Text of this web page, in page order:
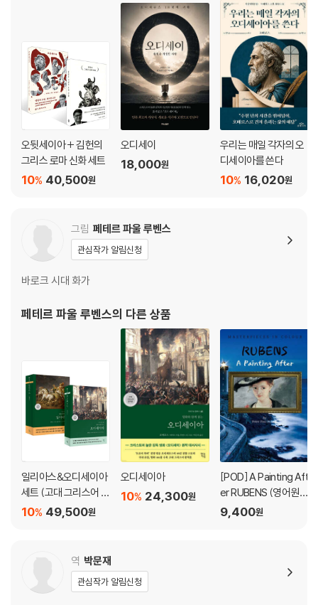
간을 뛰어넘어 여전히 우리에게 말을 건넨다. 전쟁과 평화, 분노와 자비, 명
예와 우정이라는 영원한 주제들은 오늘날에도 여전히 우리의 지혜로운 선
택을 기다리고 있다.
오뒷세이아 + 김헌의
그리스 로마 신화 세트
40,500원
10%
오디세이
18,000원
우리는 매일 각자의 오
디세이아를 쓴다
16,020원
10%
그림 페테르 파울 루벤스
관심작가 알림신청
바로크 시대 화가
페테르 파울 루벤스의 다른 상품
일리아스&오디세이아
세트 (고대 그리스어 완
역본) 49,500원
10%
오디세이아
24,300원
10%
[POD] A Painting Aft
er RUBENS (영어원
서)
9,400원
역 박문재
관심작가 알림신청